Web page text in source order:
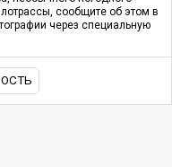
сообщите об этом в
через специальную